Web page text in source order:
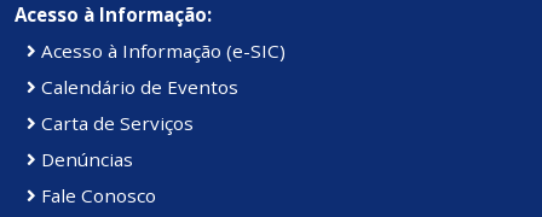
Acesso à Informação:
Acesso à Informação (e-SIC)
Calendário de Eventos
Carta de Serviços
Denúncias
Fale Conosco